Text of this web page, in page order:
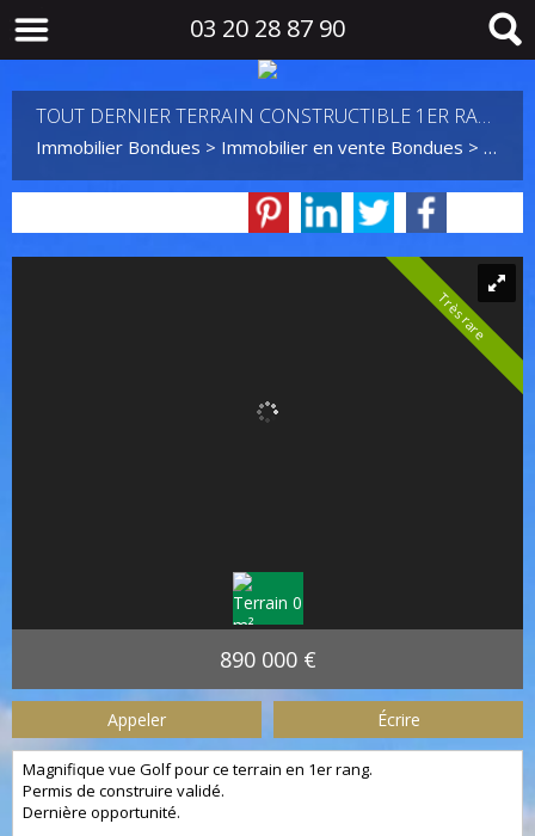
03 20 28 87 90
TOUT DERNIER TERRAIN CONSTRUCTIBLE 1ER RANG GOLF
Immobilier Bondues > Immobilier en vente Bondues >
Très rare
890 000 €
Appeler Écrire
Magnifique vue Golf pour ce terrain en 1er rang.
Permis de construire validé.
Dernière opportunité.